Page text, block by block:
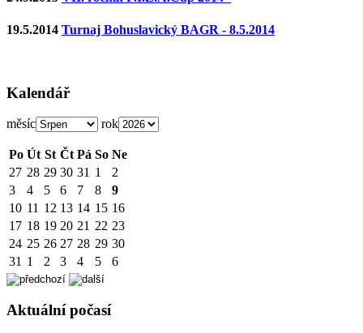
19.5.2014 Turnaj Bohuslavický BAGR - 8.5.2014
Kalendář
měsíc rok
Po Út St Čt Pá So Ne
27 28 29 30 31 1
2
3
4 5 6 7 8
9
10 11 12 13 14 15 16
17 18 19 20 21 22 23
24 25 26 27 28 29 30
31 1 2 3 4 5 6
Aktuální počasí